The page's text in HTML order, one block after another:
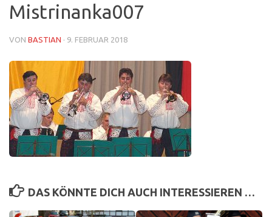
Mistrinanka007
VON BASTIAN · 9. FEBRUAR 2018
DAS KÖNNTE DICH AUCH INTERESSIEREN …